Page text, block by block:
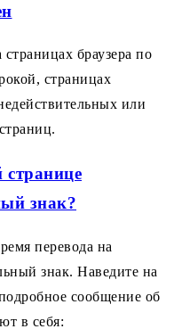
браузера по
страницах
или
странице
знак?
перевода на
знак. Наведите на
сообщение об
в себя: